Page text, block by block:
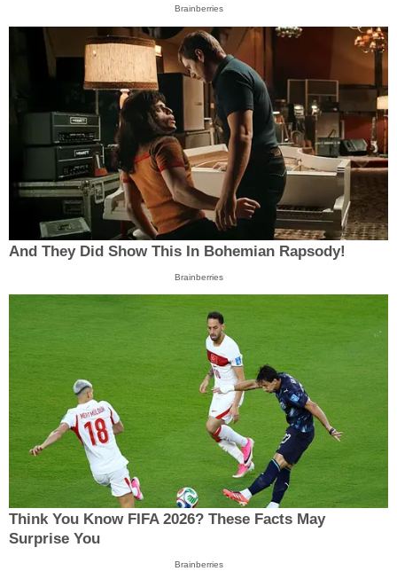
Brainberries
And They Did Show This In Bohemian Rapsody!
Brainberries
Think You Know FIFA 2026? These Facts May
Surprise You
Brainberries